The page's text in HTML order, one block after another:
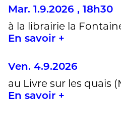
Mar. 1.9.2026 , 18h30
à la librairie la
En savoir +
Ven. 4.9.2026
au Livre sur les quais
En savoir +